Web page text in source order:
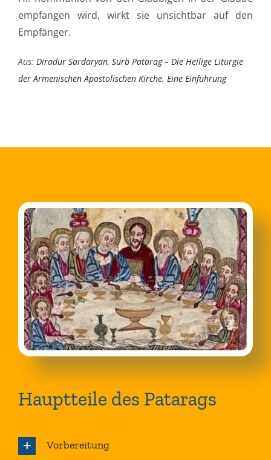
empfangen wird, wirkt sie unsichtbar auf den
Empfänger.
Aus: Diradur Sardaryan, Surb Patarag – Die Heilige Liturgie
der Armenischen Apostolischen Kirche. Eine Einführung
Hauptteile des Patarags
Vorbereitung